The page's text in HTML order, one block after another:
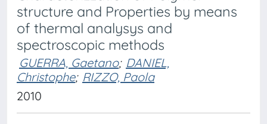
structure and Properties by means
of thermal analysys and
spectroscopic methods
GUERRA, Gaetano; DANIEL,
Christophe; RIZZO, Paola
2010